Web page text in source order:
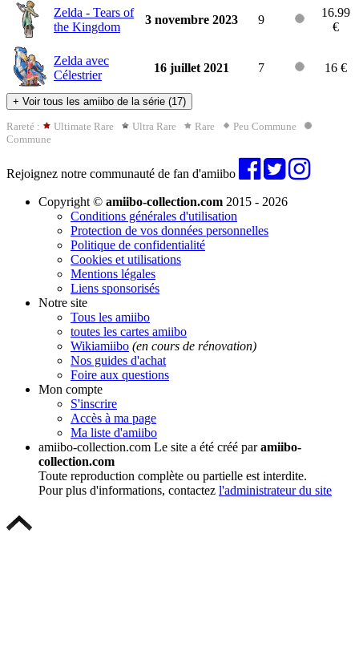
Zelda - Tears of
the Kingdom
3 novembre 2023 9
16.99
€
Zelda avec
Célestrier
16 juillet 2021 7 16 €
+ Voir tous les amiibo de la série (17)
Rareté : Ultimate Rare Ultra Rare Rare
Peu Commune
Commune
Rejoignez notre communauté de fan d'amiibo
Copyright © amiibo-collection.com 2015 - 2026
Conditions générales d'utilisation
Protection de vos données personnelles
Politique de confidentialité
Cookies et utilisations
Mentions légales
Liens sponsorisés
Notre site
Tous les amiibo
toutes les cartes amiibo
Wikiamiibo (en cours de rénovation)
Nos guides d'achat
Foire aux questions
Mon compte
S'inscrire
Accès à ma page
Ma liste d'amiibo
amiibo-collection.com Le site a été créé paramiibo-
collection.com
Toute reproduction complète ou partielle est interdite.
Pour plus d'informations, contactez l'administrateur du site